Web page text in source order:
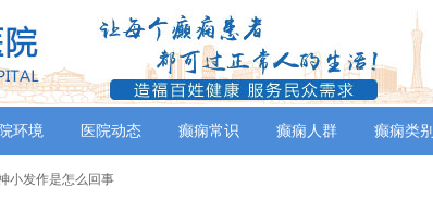
环境 医院动态 癫痫常识 癫痫人群 癫痫类别
小发作是怎么回事